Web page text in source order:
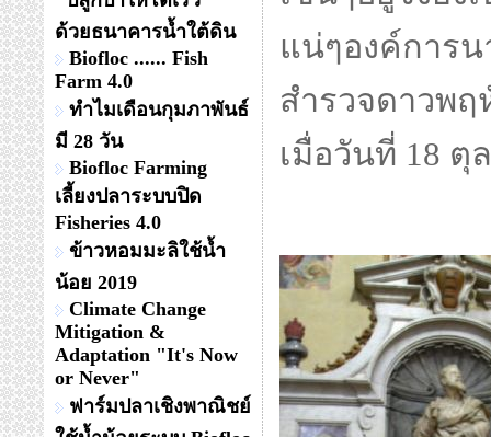
ด้วยธนาคารน้ำใต้ดิน
Biofloc ...... Fish
Farm 4.0
ทำไมเดือนกุมภาพันธ์
มี 28 วัน
Biofloc Farming
เลี้ยงปลาระบบปิด
Fisheries 4.0
ข้าวหอมมะลิใช้น้ำ
น้อย 2019
Climate Change
Mitigation &
Adaptation "It's Now
or Never"
ฟาร์มปลาเชิงพาณิชย์
แน่ๆองค์การ
สำรวจดาวพ
เมื่อวันที่ 18 ตุ